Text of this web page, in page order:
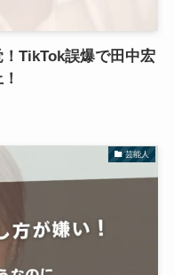
！TikTok誤爆で田中宏
芸能人